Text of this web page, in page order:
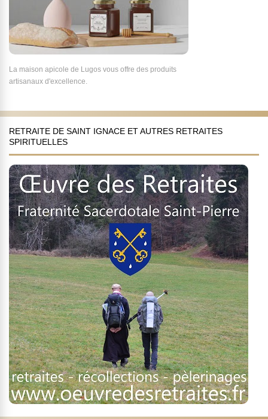
La maison apicole de Lugos vous offre des produits
artisanaux d'excellence.
RETRAITE DE SAINT IGNACE ET AUTRES RETRAITES
SPIRITUELLES